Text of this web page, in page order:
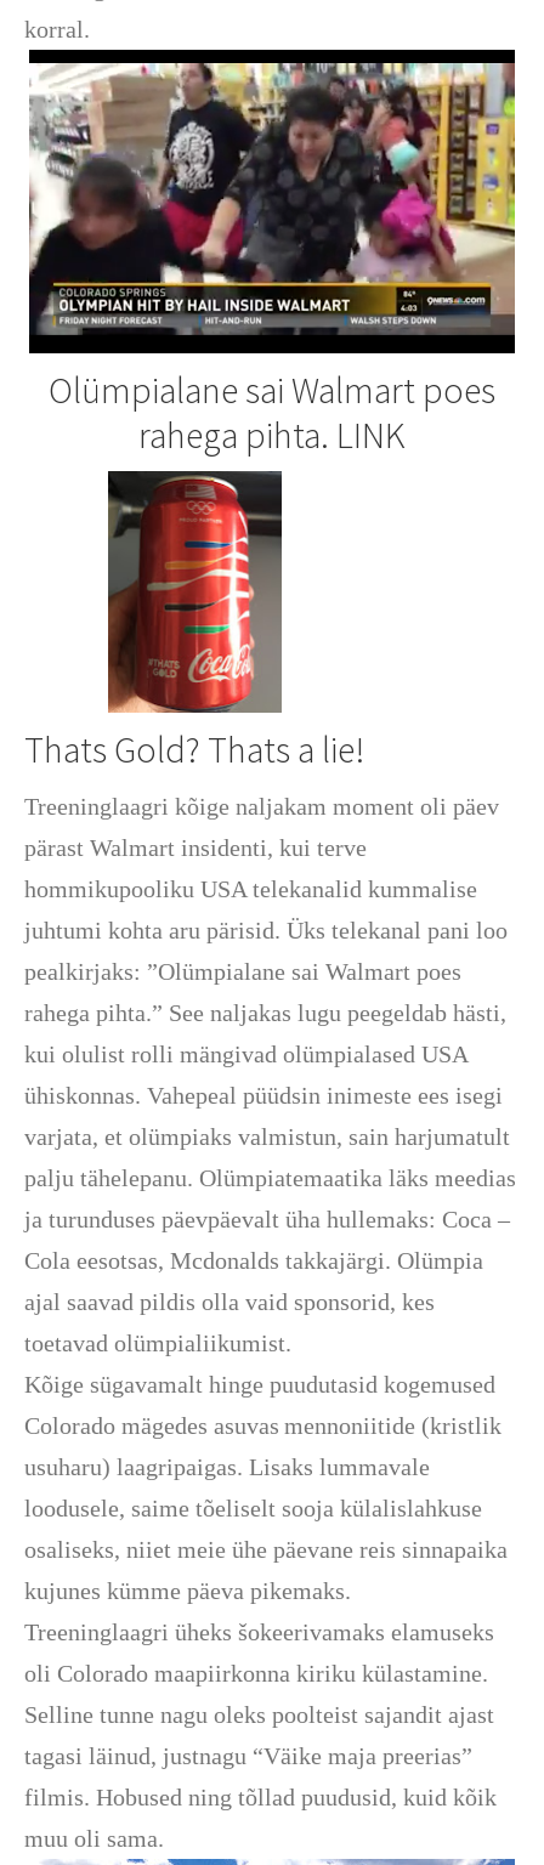
korral.
Olümpialane sai Walmart poes
rahega pihta. LINK
Thats Gold? Thats a lie!
Treeninglaagri kõige naljakam moment oli päev
pärast Walmart insidenti, kui terve
hommikupooliku USA telekanalid kummalise
juhtumi kohta aru pärisid. Üks telekanal pani loo
pealkirjaks: ”Olümpialane sai Walmart poes
rahega pihta.” See naljakas lugu peegeldab hästi,
kui olulist rolli mängivad olümpialased USA
ühiskonnas. Vahepeal püüdsin inimeste ees isegi
varjata, et olümpiaks valmistun, sain harjumatult
palju tähelepanu. Olümpiatemaatika läks meedias
ja turunduses päevpäevalt üha hullemaks: Coca –
Cola eesotsas, Mcdonalds takkajärgi. Olümpia
ajal saavad pildis olla vaid sponsorid, kes
toetavad olümpialiikumist.
Kõige sügavamalt hinge puudutasid kogemused
Colorado mägedes asuvas mennoniitide (kristlik
usuharu) laagripaigas. Lisaks lummavale
loodusele, saime tõeliselt sooja külalislahkuse
osaliseks, niiet meie ühe päevane reis sinnapaika
kujunes kümme päeva pikemaks.
Treeninglaagri üheks šokeerivamaks elamuseks
oli Colorado maapiirkonna kiriku külastamine.
Selline tunne nagu oleks poolteist sajandit ajast
tagasi läinud, justnagu “Väike maja preerias”
filmis. Hobused ning tõllad puudusid, kuid kõik
muu oli sama.